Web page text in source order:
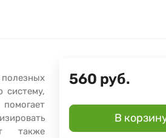
систему,
также
560 руб.
В